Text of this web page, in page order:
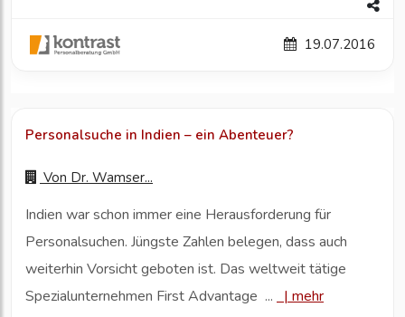
19.07.2016
Personalsuche in Indien – ein Abenteuer?
Von Dr. Wamser...
Indien war schon immer eine Herausforderung für
Personalsuchen. Jüngste Zahlen belegen, dass auch
weiterhin Vorsicht geboten ist. Das weltweit tätige
Spezialunternehmen First Advantage ...
| mehr